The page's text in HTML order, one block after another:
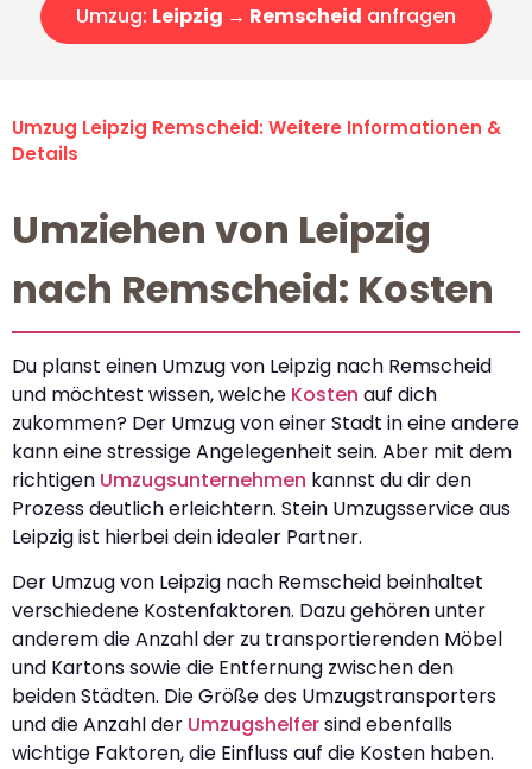
Umzug: Leipzig → Remscheid anfragen
Umzug Leipzig Remscheid: Weitere Informationen &
Details
Umziehen von Leipzig
nach Remscheid: Kosten
Du planst einen Umzug von Leipzig nach Remscheid
und möchtest wissen, welche Kosten auf dich
zukommen? Der Umzug von einer Stadt in eine andere
kann eine stressige Angelegenheit sein. Aber mit dem
richtigen Umzugsunternehmen kannst du dir den
Prozess deutlich erleichtern. Stein Umzugsservice aus
Leipzig ist hierbei dein idealer Partner.
Der Umzug von Leipzig nach Remscheid beinhaltet
verschiedene Kostenfaktoren. Dazu gehören unter
anderem die Anzahl der zu transportierenden Möbel
und Kartons sowie die Entfernung zwischen den
beiden Städten. Die Größe des Umzugstransporters
und die Anzahl der Umzugshelfersind ebenfalls
wichtige Faktoren, die Einfluss auf die Kosten haben.